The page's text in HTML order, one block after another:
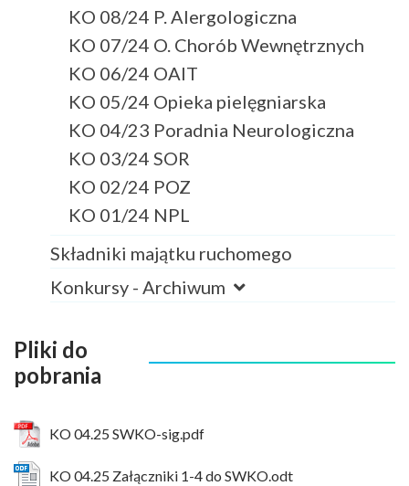
KO 08/24 P. Alergologiczna
KO 07/24 O. Chorób Wewnętrznych
KO 06/24 OAIT
KO 05/24 Opieka pielęgniarska
KO 04/23 Poradnia Neurologiczna
KO 03/24 SOR
KO 02/24 POZ
KO 01/24 NPL
Składniki majątku ruchomego
Konkursy - Archiwum
Pliki do
pobrania
KO 04.25 SWKO-sig.pdf
KO 04.25 Załączniki 1-4 do SWKO.odt